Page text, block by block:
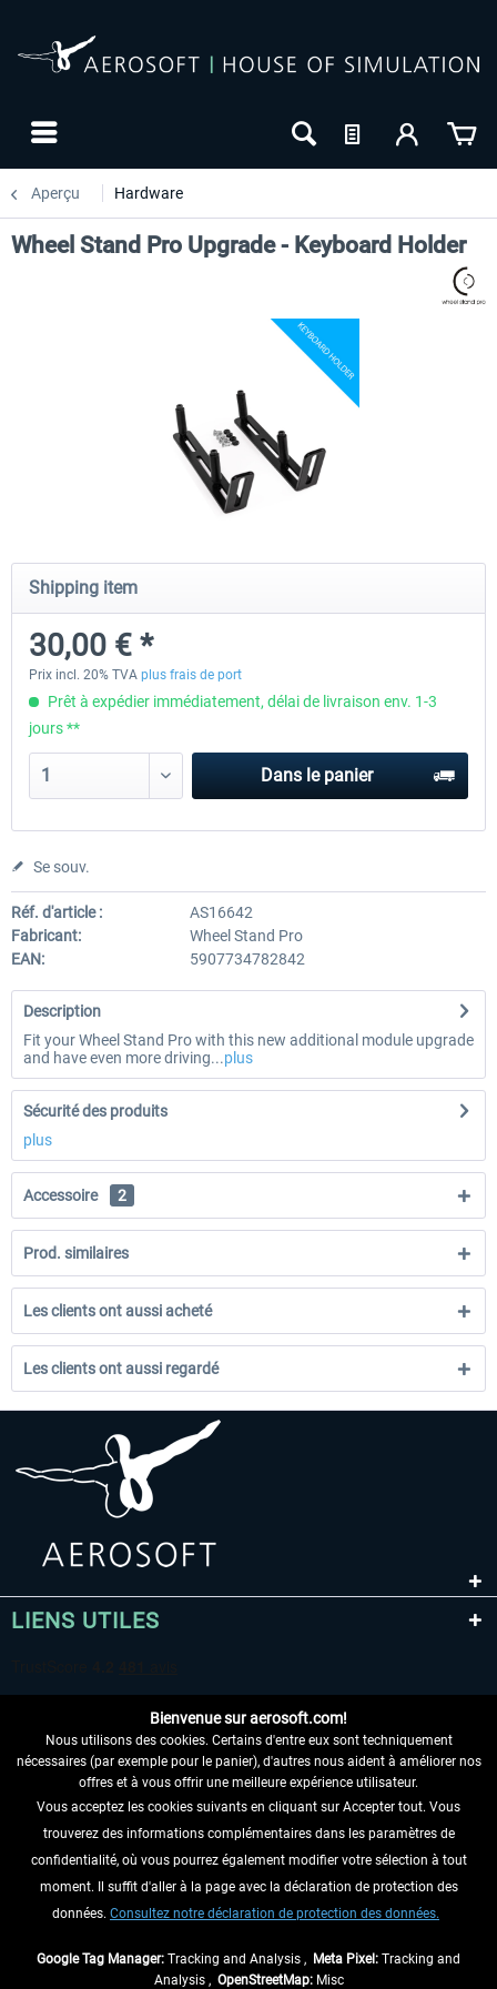
Aperçu Hardware
Wheel Stand Pro - Farm Truck
198,00 € *
Wheel Stand Pro Upgrade - Keyboard Holder
Shipping item
30,00 € *
Prix incl. 20% TVA plus frais de port
Prêt à expédier immédiatement, délai de livraison env. 1-3
jours **
Dans le panier
Se souv.
Réf. d'article :
AS16642
Fabricant:
Wheel Stand Pro
EAN:
5907734782842
Description
Fit your Wheel Stand Pro with this new additional module upgrade
and have even more driving...plus
Sécurité des produits
plus
Accessoire 2
Prod. similaires
Les clients ont aussi acheté
Les clients ont aussi regardé
LIENS UTILES
RENONCER AU CONTRAT ICI
INFORMATIONS
NE MANQUEZ PAS LES DERNIÈRES
Bienvenue sur aerosoft.com!
Nous utilisons des cookies. Certains d'entre eux sont techniquement
nécessaires (par exemple pour le panier), d'autres nous aident à améliorer nos
offres et à vous offrir une meilleure expérience utilisateur.
Vous acceptez les cookies suivants en cliquant sur Accepter tout. Vous
trouverez des informations complémentaires dans les paramètres de
confidentialité, où vous pourrez également modifier votre sélection à tout
moment. Il suffit d'aller à la page avec la déclaration de protection des
données. Consultez notre déclaration de protection des données.
Google Tag Manager: Tracking and Analysis , Meta Pixel: Tracking and
Analysis , OpenStreetMap:Misc